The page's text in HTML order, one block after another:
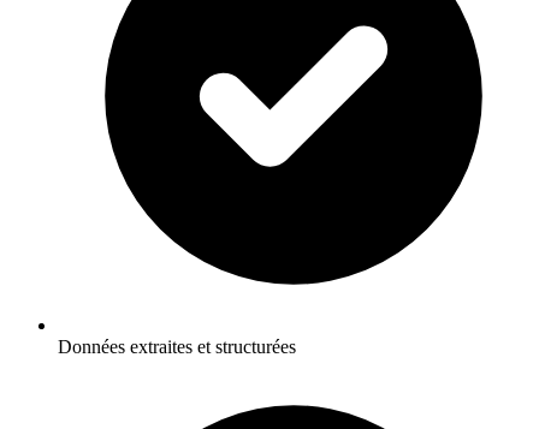
Données extraites et structurées